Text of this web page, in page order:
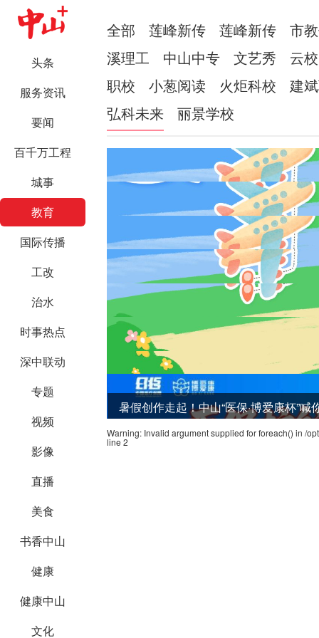
头条
服务资讯
要闻
百千万工程
城事
教育
国际传播
工改
治水
时事热点
深中联动
专题
视频
影像
直播
美食
书香中山
健康
健康中山
文化
全部 莲峰新传 莲峰新传
市
溪理工
中山中专 文艺秀
云
职校
小葱阅读 火炬科校
建
弘科未来
丽景学校
暑假创作走起！中山“医保·博爱康杯”
Warning: Invalid argument supplied for foreach() in /
line 2